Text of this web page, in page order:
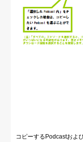
コピーするPodcastおよ